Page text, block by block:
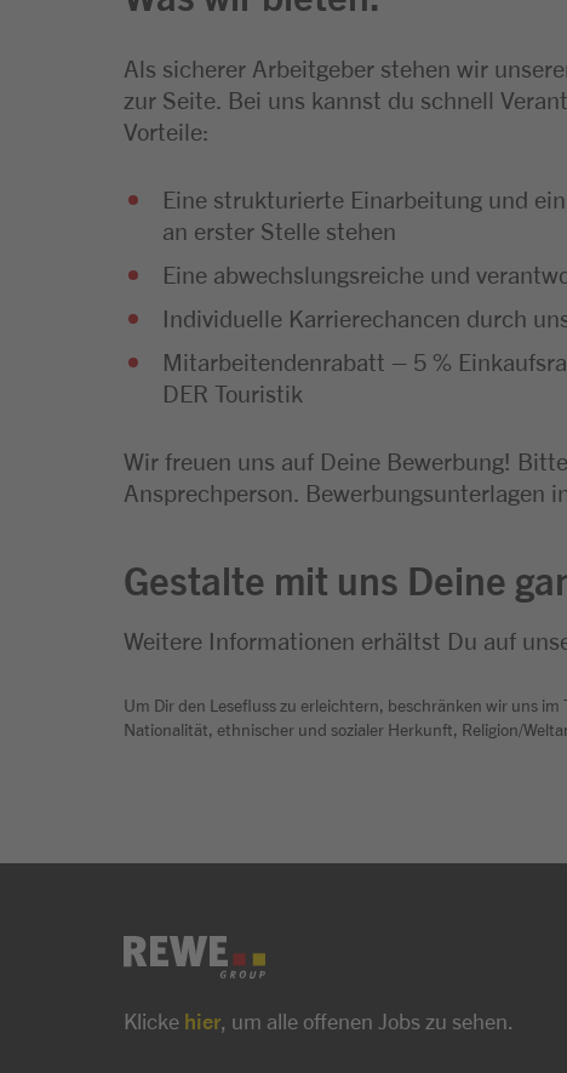
Als sicherer Arbeitgeber stehen wir
zur Seite. Bei uns kannst du schnell
Vorteile:
Eine strukturierte Einarbeitung und
an erster Stelle stehen
Eine abwechslungsreiche und
Individuelle Karrierechancen durch
Mitarbeitendenrabatt – 5 %
DER Touristik
Wir freuen uns auf Deine Bewerbung!
Ansprechperson. Bewerbungsunterlagen
Gestalte mit uns Deine
Weitere Informationen erhältst Du auf
Um Dir den Lesefluss zu erleichtern, beschränken wir uns
Nationalität, ethnischer und sozialer Herkunft, Religion/
Klicke hier , um alle offenen Jobs zu sehen.